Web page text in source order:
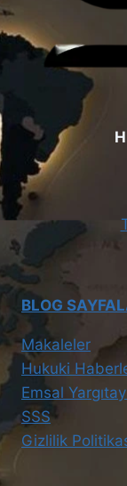
BLOG
Makaleler
Hukuki
Emsal
SSS
Gizlilik